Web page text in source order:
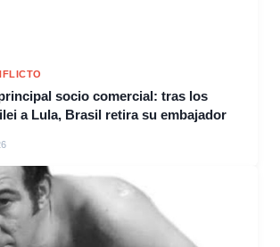
socio comercial: tras los
a Lula, Brasil retira su embajador